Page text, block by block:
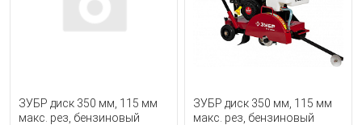
ЗУБР диск 350 мм, 115 мм
макс. рез, бензиновый
ЗУБР диск 350 мм, 115 мм
макс. рез, бензиновый